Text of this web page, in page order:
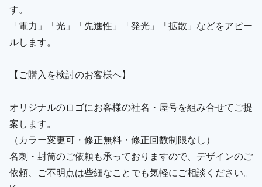
す。
「電力」「光」「先進性」「発光」「拡散」などをアピー
ルします。
【ご購入を検討のお客様へ】
オリジナルのロゴにお客様の社名・屋号を組み合せてご提
案します。
（カラー変更可・修正無料・修正回数制限なし）
名刺・封筒のご依頼も承っておりますので、デザインのご
依頼、ご不明点は些細なことでも気軽にご相談ください。